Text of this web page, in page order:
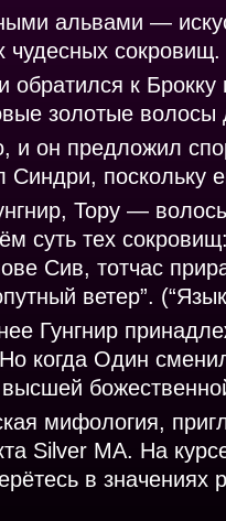
альвами —
чудесных сокровищ.
и он предложил
Синдри, поскольку
обратился к
золотые
Гунгнир
когда Один
Тору —
суть тех
Сив, тотчас
ветер”.
мифология,
Silver MA. На
в